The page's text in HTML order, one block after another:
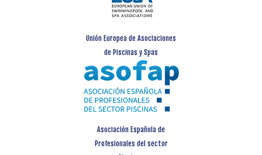
Unión Europea de Asociaciones
de Piscinas y Spas
Asociación Española de
Profesionales del sector